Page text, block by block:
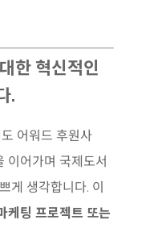
한 혁신적인
.
어워드 후원사
이어가며 국제도서
게 생각합니다. 이
케팅 프로젝트 또는